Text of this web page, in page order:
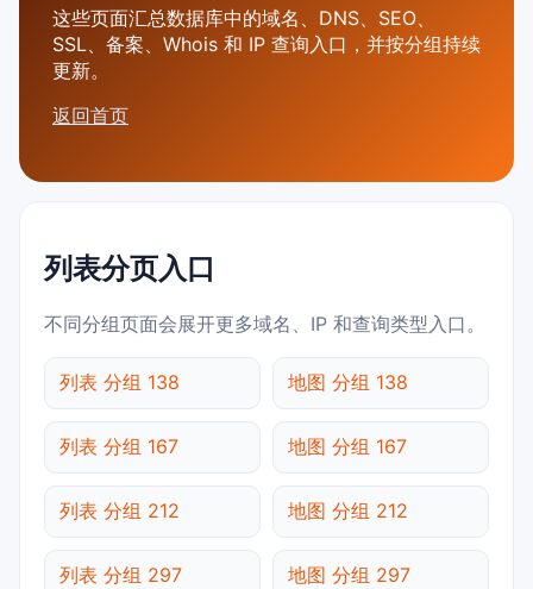
这些页面汇总数据库中的域名、DNS、SEO、
SSL、备案、Whois 和 IP 查询入口，并按分组持续
更新。
返回首页
列表分页入口
不同分组页面会展开更多域名、IP 和查询类型入口。
列表 分组 138 地图 分组 138
列表 分组 167 地图 分组 167
列表 分组 212 地图 分组 212
列表 分组 297 地图 分组 297